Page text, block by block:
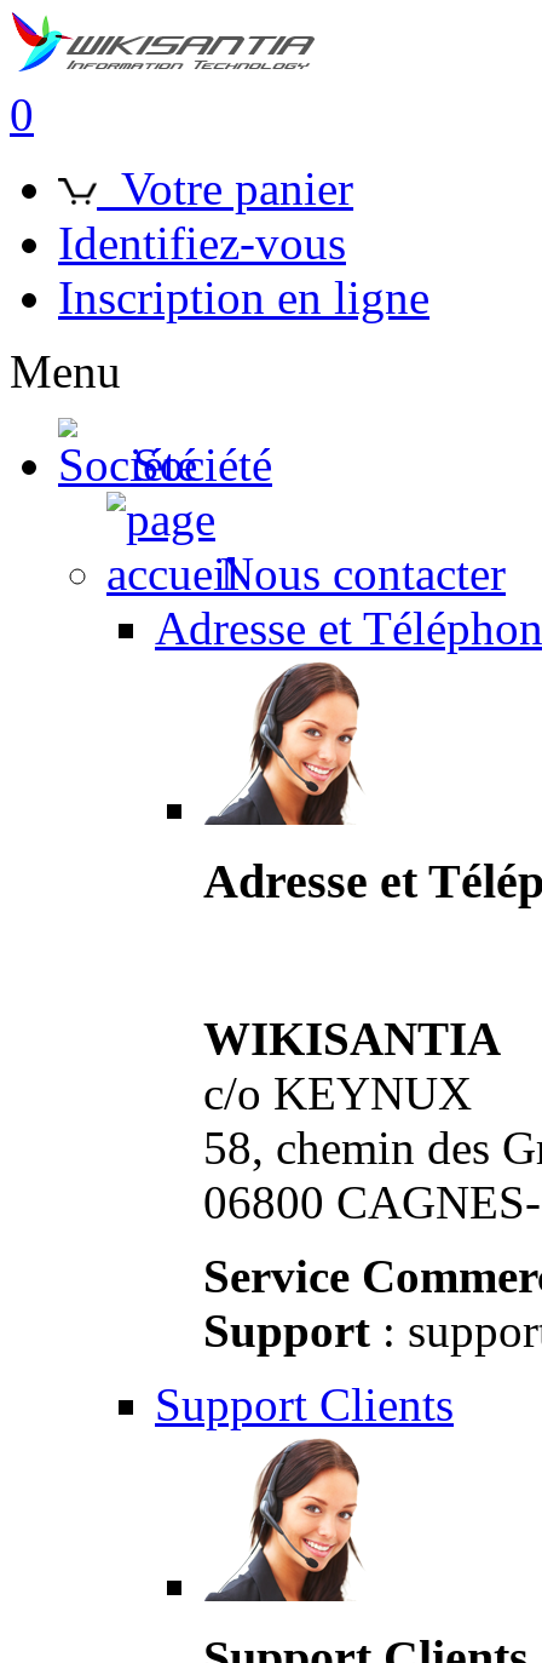
0
Votre panier
Identifiez-vous
Inscription en ligne
Menu
Société
Nous contacter
Adresse et
Adresse et
WIKISANTIA
c/o KEYNUX
58, chemin des
06800
Service
Support :
Support Clients